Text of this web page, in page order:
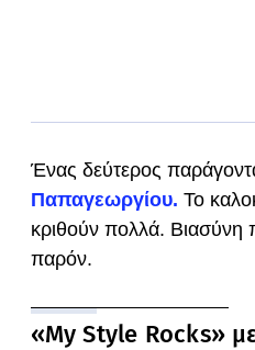
Ένας δεύτερος
Παπαγεωργίου. Το
κριθούν πολλά. Βιασύνη
παρόν.
«Μy Style Rocks»